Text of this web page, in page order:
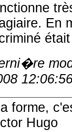
En
forme,
Hugo